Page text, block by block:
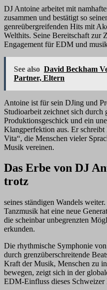
DJ Antoine arbeitet mit
zusammen und bestätigt so
genreübergreifenden Hits mit
Welthits. Seine Bereitschaft zur
Engagement für EDM und
See also David Beckham
Partner, Eltern
Antoine ist für sein DJing und
Studioarbeit zeichnet sich durch
Produktionsgeschick und ein
Klangperfektion aus. Er
Vita“, die Menschen vieler
Musik vereinen.
Das Erbe von DJ
trotz
seines ständigen Wandels
Tanzmusik hat eine neue
die scheinbar unbegrenzten
erkunden.
Die rhythmische Symphonie
durch grenzüberschreitende
Kraft der Musik, Menschen zu
bewegen, zeigt sich in der
EDM-Einfluss dieses Schweizer